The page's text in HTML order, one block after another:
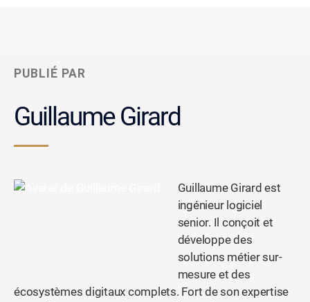
PUBLIÉ PAR
Guillaume Girard
Guillaume Girard est
ingénieur logiciel
senior. Il conçoit et
développe des
solutions métier sur-
mesure et des
écosystèmes digitaux complets. Fort de son expertise